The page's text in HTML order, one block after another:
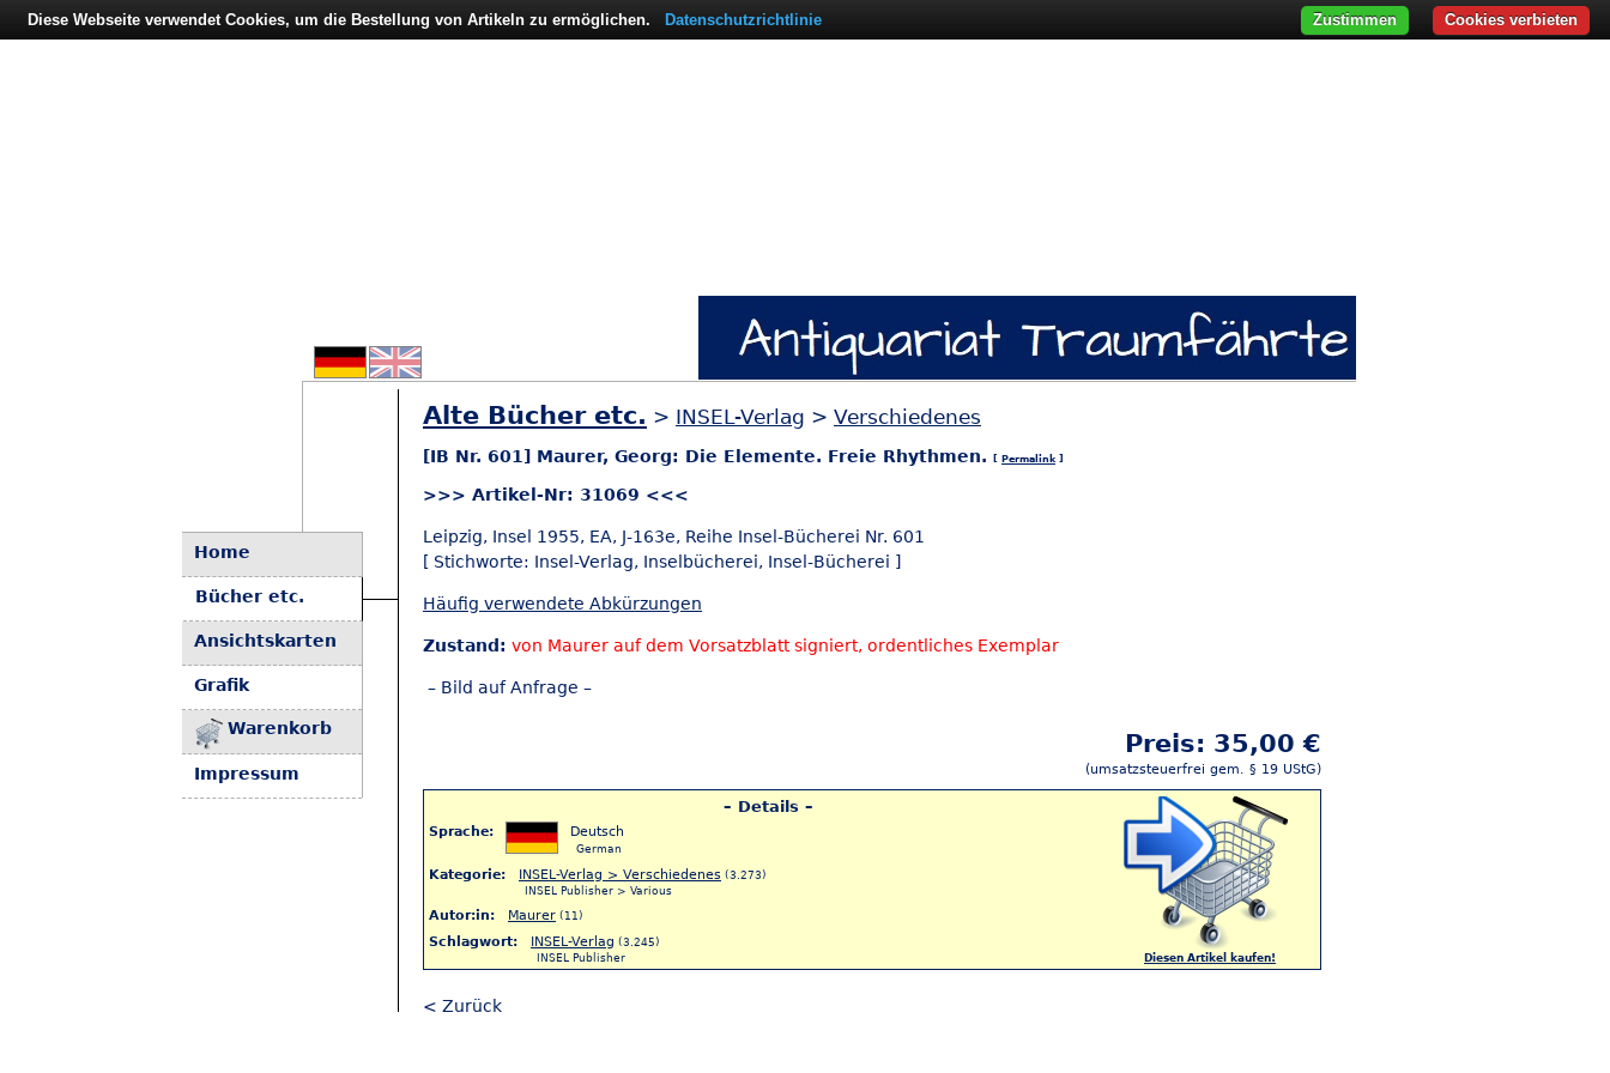
Home
Bücher etc.
Ansichtskarten
Grafik
Warenkorb
Impressum
Alte Bücher etc. > INSEL-Verlag > Verschiedenes
[IB Nr. 601] Maurer, Georg: Die Elemente. Freie Rhythmen. [ Permalink]
>>> Artikel-Nr: 31069 <<<
Leipzig, Insel 1955, EA, J-163e, Reihe Insel-Bücherei Nr. 601
[ Stichworte: Insel-Verlag, Inselbücherei, Insel-Bücherei ]
Häufig verwendete Abkürzungen
Zustand: von Maurer auf dem Vorsatzblatt signiert, ordentliches Exemplar
– Bild auf Anfrage –
Preis: 35,00 €
(umsatzsteuerfrei gem. § 19 UStG)
Diesen Artikel kaufen!
– Details –
Sprache: Deutsch
German
Kategorie: INSEL-Verlag > Verschiedenes (3.273)
INSEL Publisher > Various
Autor:in: Maurer (11)
Schlagwort: INSEL-Verlag (3.245)
INSEL Publisher
< Zurück
Diese Webseite verwendet Cookies, um die Bestellung von Artikeln zu ermöglichen. Datenschutzrichtlinie Cookies verbieten
Zustimmen